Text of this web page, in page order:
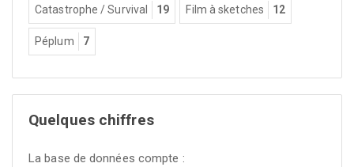
Catastrophe / Survival 19 Film à sketches 12
Péplum 7
Quelques chiffres
La base de données compte :